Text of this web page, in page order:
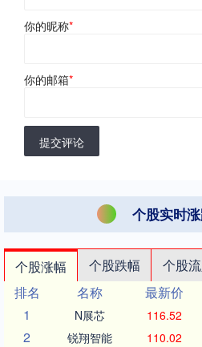
你的昵称*
你的邮箱*
提交评论
个股实时
个股涨幅 个股跌幅 个股
排名
名称 最新价
1
N展芯 116.52
2 锐翔智能 110.02